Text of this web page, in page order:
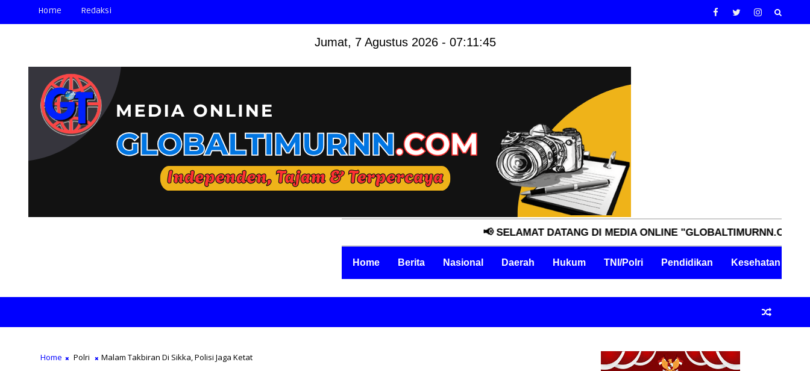
Home Redaksi
Jumat, 7 Agustus 2026 - 07:11:46
📢 SELAMAT DATANG DI MEDIA ONLINE "GLOBALTIMURNN.COM"
Home Berita Nasional Daerah Hukum TNI/Polri Pendidikan Kesehatan
Home Polri Malam Takbiran Di Sikka, Polisi Jaga Ketat